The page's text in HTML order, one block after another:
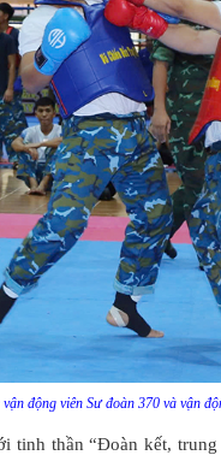
động viên Sư đoàn 370 và vận
tinh thần “Đoàn kết,